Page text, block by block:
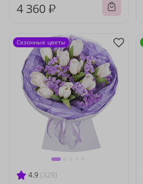
4 360 ₽
4.9 (329)
Сезонные цветы